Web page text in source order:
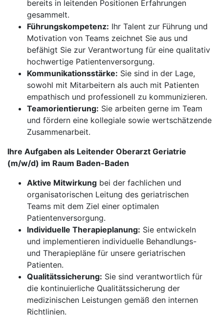
bereits in leitenden Positionen Erfahrungen
gesammelt.
Führungskompetenz: Ihr Talent zur Führung und
Motivation von Teams zeichnet Sie aus und
befähigt Sie zur Verantwortung für eine qualitativ
hochwertige Patientenversorgung.
Kommunikationsstärke: Sie sind in der Lage,
sowohl mit Mitarbeitern als auch mit Patienten
empathisch und professionell zu kommunizieren.
Teamorientierung: Sie arbeiten gerne im Team
und fördern eine kollegiale sowie wertschätzende
Zusammenarbeit.
Ihre Aufgaben als Leitender Oberarzt Geriatrie
(m/w/d) im Raum Baden-Baden
Aktive Mitwirkung bei der fachlichen und
organisatorischen Leitung des geriatrischen
Teams mit dem Ziel einer optimalen
Patientenversorgung.
Individuelle Therapieplanung: Sie entwickeln
und implementieren individuelle Behandlungs-
und Therapiepläne für unsere geriatrischen
Patienten.
Qualitätssicherung: Sie sind verantwortlich für
die kontinuierliche Qualitätssicherung der
medizinischen Leistungen gemäß den internen
Richtlinien.